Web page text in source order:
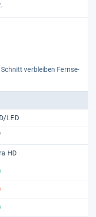
ver­blei­ben Fern­se­
LED
HD